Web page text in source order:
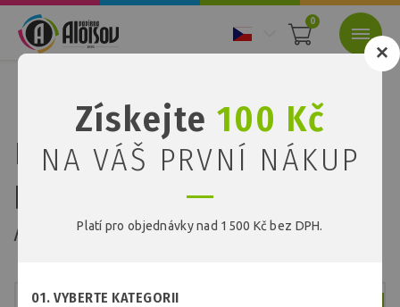
0
Barevný recyklovaný papír zelený A4/180g/100 listů
Barevný recyklovaný
papír zelený
A4/180g/100 listů
Získejte100 Kč
NA VÁŠ PRVNÍ NÁKUP
Platí pro objednávky nad 1500 Kč bez DPH.
01. VYBERTE KATEGORII